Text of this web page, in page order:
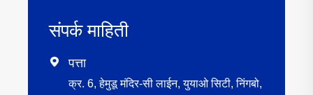
संपर्क माहिती
 पत्ता
क्र. 6, हेमुडू मंदिर-सी लाईन, युयाओ सिटी, निंगबो,